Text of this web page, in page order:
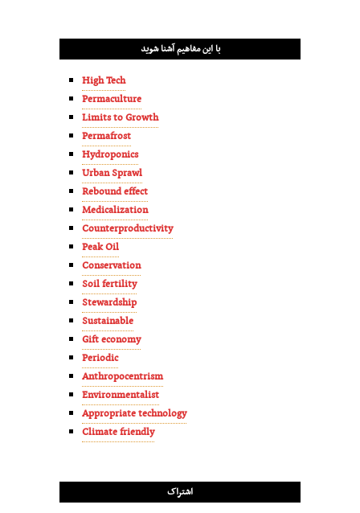
با این مفاهیم آشنا شوید
High Tech
Permaculture
Limits to Growth
Permafrost
Hydroponics
Urban Sprawl
Rebound effect
Medicalization
Counterproductivity
Peak Oil
Conservation
Soil fertility
Stewardship
Sustainable
Gift economy
Periodic
Anthropocentrism
Environmentalist
Appropriate technology
Climate friendly
اشتراک